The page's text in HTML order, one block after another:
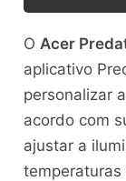
O Acer
aplicativo
personalizar
acordo com
ajustar a
temperaturas